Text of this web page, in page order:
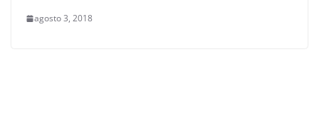
agosto 3, 2018